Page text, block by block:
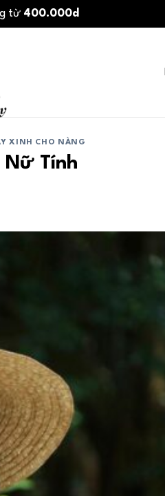
từ 400.000d
XINH CHO NÀNG
Nữ Tính